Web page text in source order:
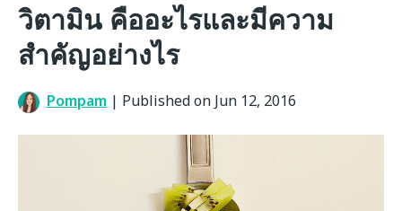
วิตามิน คืออะไรและมีความ
สำคัญอย่างไร
Pompam | Published on Jun 12, 2016